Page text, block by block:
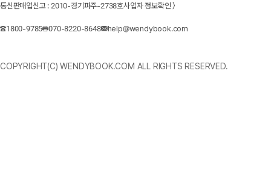
통신판매업신고 : 2010-경기파주-2738호사업자 정보확인 〉
1800-9785 070-8220-8648 help@wendybook.com
COPYRIGHT(C) WENDYBOOK.COM ALL RIGHTS RESERVED.